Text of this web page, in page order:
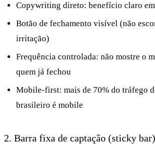
Copywriting direto: benefício claro em
Botão de fechamento visível (não
irritação)
Frequência controlada: não mostre o
quem já fechou
Mobile-first: mais de 70% do tráfego
brasileiro é mobile
2. Barra fixa de captação (sticky bar)